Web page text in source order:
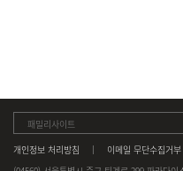
개인정보 처리방침
이메일 무단수집거부
패밀리사이트